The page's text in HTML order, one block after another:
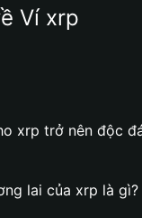
Ví xrp
xrp trở nên độc
lai của xrp là gì?